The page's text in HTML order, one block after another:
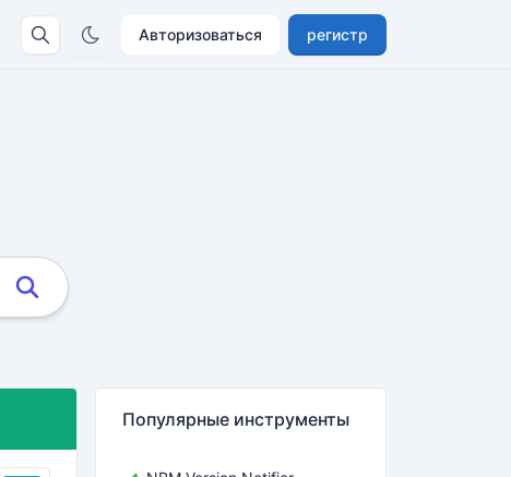
Авторизоваться регистр
Популярные инструменты